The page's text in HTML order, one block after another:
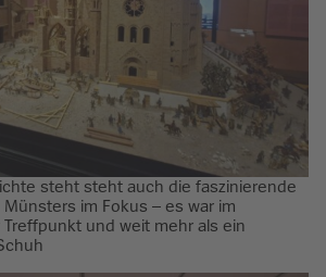
steht steht auch die faszinierende
im Fokus – es war im
und weit mehr als ein